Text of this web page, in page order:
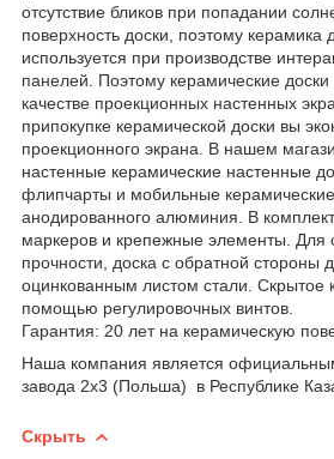
отсутствие бликов при попадании
поверхность доски, поэтому керамика
используется при производстве
панелей. Поэтому керамические доски
качестве проекционных настенных
припокупке керамической доски вы
проекционного экрана. В нашем
настенные керамические настенные
флипчарты и мобильные
анодированного алюминия. В
маркеров и крепежные элементы. Для
прочности, доска с обратной стороны
оцинкованным листом стали. Скрытое
помощью регулировочных винтов.
Гарантия: 20 лет на керамическую
Наша компания является
завода 2x3 (Польша) в Республике
Скрыть